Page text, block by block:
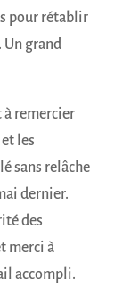
pour rétablir
Un grand
remercier
les
sans relâche
dernier.
des
merci à
accompli.